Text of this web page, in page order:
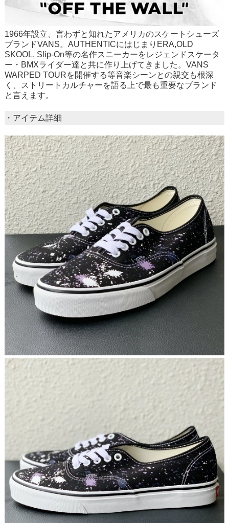
1966年設立、言わずと知れたアメリカのスケートシューズ
ブランドVANS。AUTHENTICにはじまりERA,OLD
SKOOL, Slip-On等の名作スニーカーをレジェンドスケータ
ー・BMXライダー達と共に作り上げてきました。VANS
WARPED TOURを開催する等音楽シーンとの親交も根深
く、ストリートカルチャーを語る上で最も重要なブランド
と言えます。
・アイテム詳細